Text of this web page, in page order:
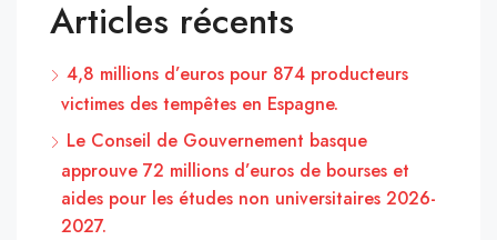
Articles récents
4,8 millions d’euros pour 874 producteurs
victimes des tempêtes en Espagne.
Le Conseil de Gouvernement basque
approuve 72 millions d’euros de bourses et
aides pour les études non universitaires 2026-
2027.